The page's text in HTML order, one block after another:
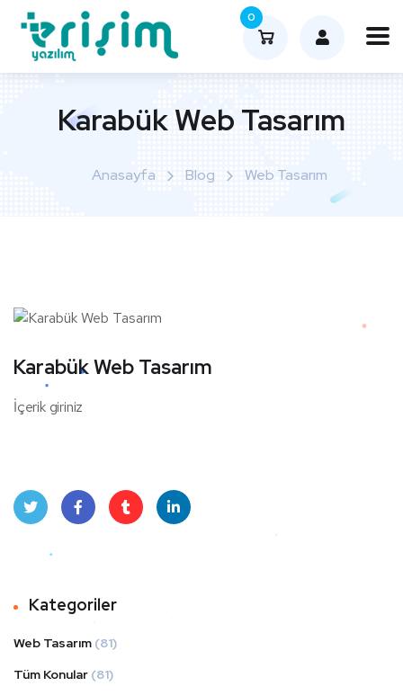
0
Karabük Web Tasarım
Anasayfa Blog Web Tasarım
Karabük Web Tasarım
İçerik giriniz
Kategoriler
Web Tasarım (81)
Tüm Konular (81)